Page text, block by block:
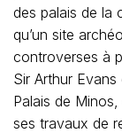
des palais de la
qu’un site
controverses à
Sir Arthur
Palais de
ses travaux de